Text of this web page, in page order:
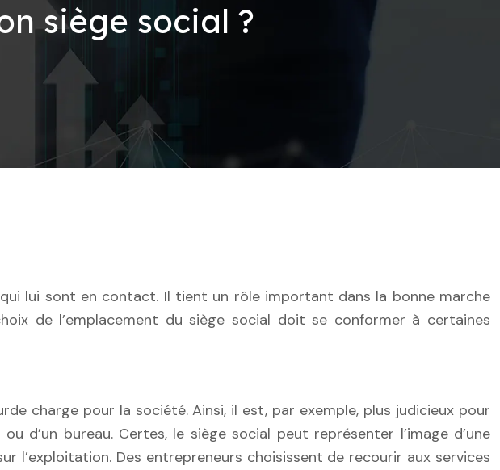
siège social ?
de l’emplacement du siège social doit se conformer à certaines
charge pour la société. Ainsi, il est, par exemple, plus judicieux pour
d’un bureau. Certes, le siège social peut représenter l’image d’une
l’exploitation. Des entrepreneurs choisissent de recourir aux services